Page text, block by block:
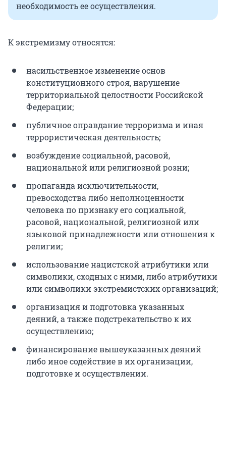
необходимость ее осуществления.
К экстремизму относятся:
насильственное изменение основ
конституционного строя, нарушение
территориальной целостности Российской
Федерации;
публичное оправдание терроризма и иная
террористическая деятельность;
возбуждение социальной, расовой,
национальной или религиозной розни;
пропаганда исключительности,
превосходства либо неполноценности
человека по признаку его социальной,
расовой, национальной, религиозной или
языковой принадлежности или отношения к
религии;
использование нацистской атрибутики или
символики, сходных с ними, либо атрибутики
или символики экстремистских организаций;
организация и подготовка указанных
деяний, а также подстрекательство к их
осуществлению;
финансирование вышеуказанных деяний
либо иное содействие в их организации,
подготовке и осуществлении.